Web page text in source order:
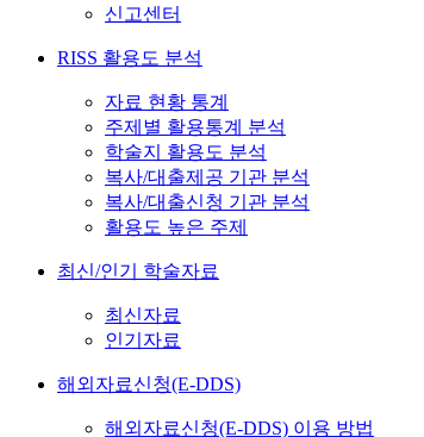
신고센터
RISS 활용도 분석
자료 현황 통계
주제별 활용통계 분석
학술지 활용도 분석
복사/대출제공 기관 분석
복사/대출신청 기관 분석
활용도 높은 주제
최신/인기 학술자료
최신자료
인기자료
해외자료신청(E-DDS)
해외자료신청(E-DDS) 이용 방법